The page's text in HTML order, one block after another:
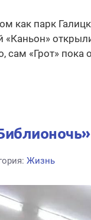
как парк
«Каньон»
сам «Грот»
Жизнь